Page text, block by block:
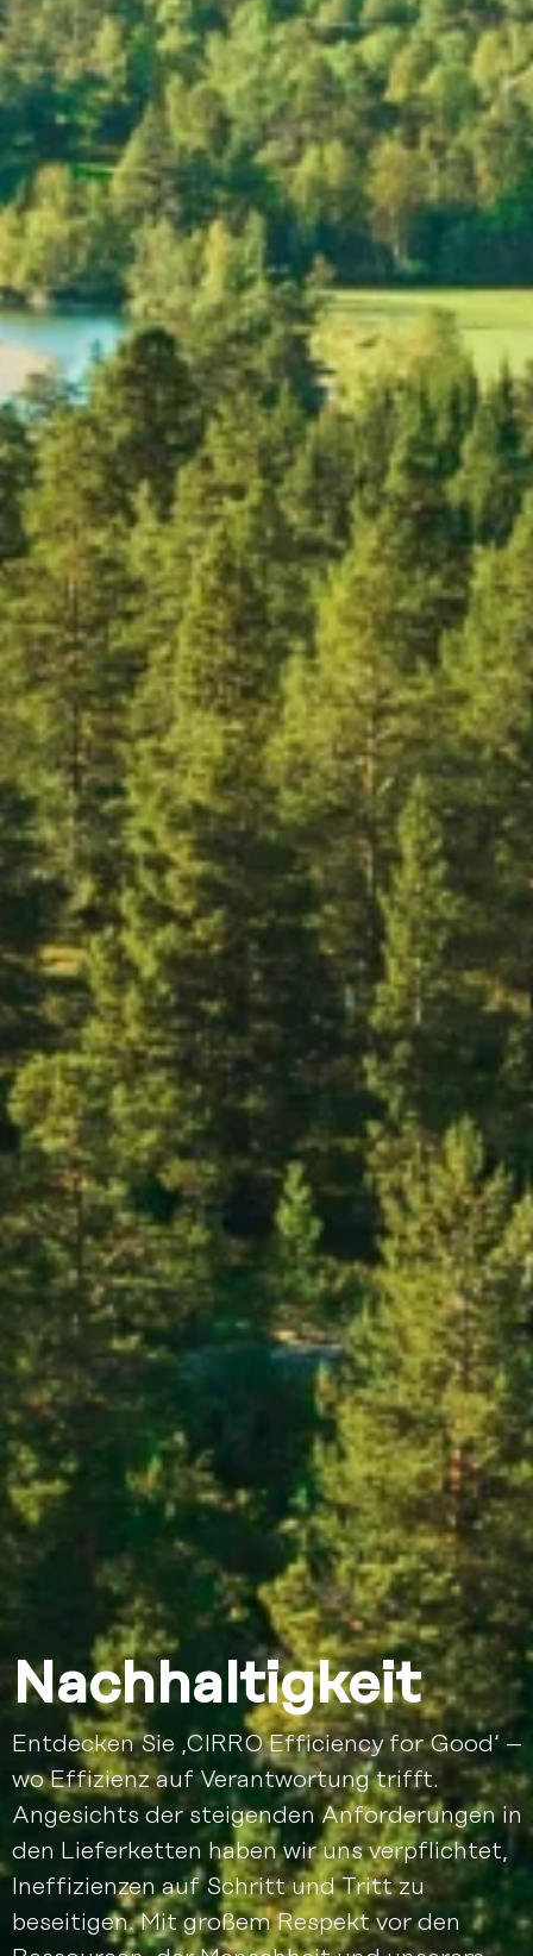
Nachhaltigkeit
Entdecken Sie ‚CIRRO Efficiency for Good‘ –
wo Effizienz auf Verantwortung trifft.
Angesichts der steigenden Anforderungen in
den Lieferketten haben wir uns verpflichtet,
Ineffizienzen auf Schritt und Tritt zu
beseitigen. Mit großem Respekt vor den